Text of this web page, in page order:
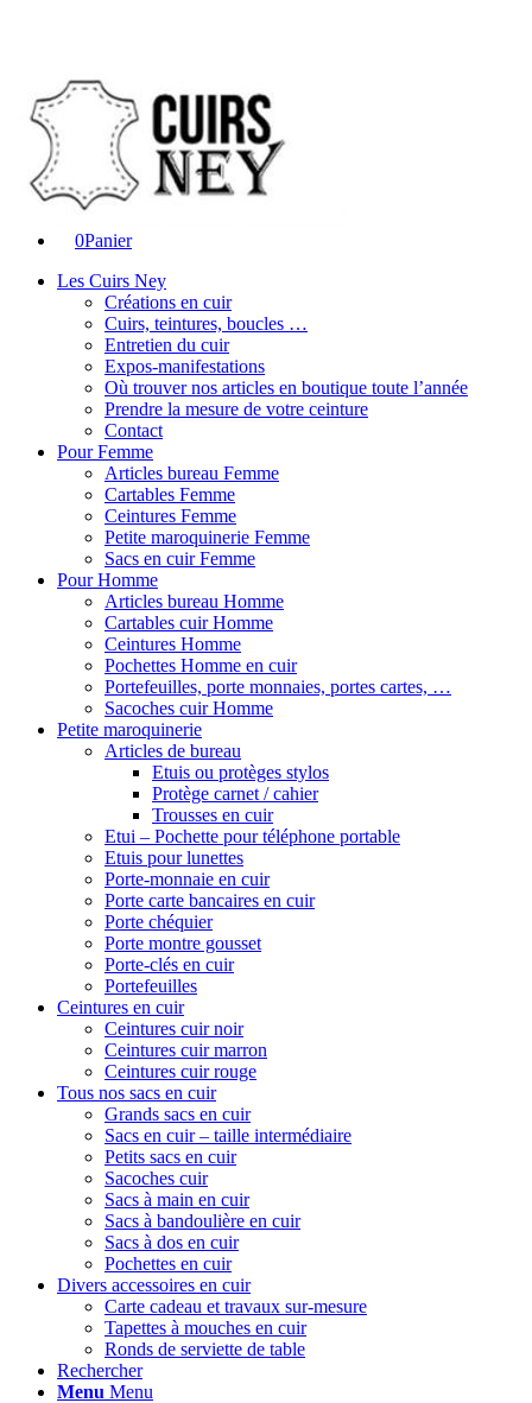
0Panier
Les Cuirs Ney
Créations en cuir
Cuirs, teintures, boucles …
Entretien du cuir
Expos-manifestations
Où trouver nos articles en boutique toute l’année
Prendre la mesure de votre ceinture
Contact
Pour Femme
Articles bureau Femme
Cartables Femme
Ceintures Femme
Petite maroquinerie Femme
Sacs en cuir Femme
Pour Homme
Articles bureau Homme
Cartables cuir Homme
Ceintures Homme
Pochettes Homme en cuir
Portefeuilles, porte monnaies, portes cartes, …
Sacoches cuir Homme
Petite maroquinerie
Articles de bureau
Etuis ou protèges stylos
Protège carnet / cahier
Trousses en cuir
Etui – Pochette pour téléphone portable
Etuis pour lunettes
Porte-monnaie en cuir
Porte carte bancaires en cuir
Porte chéquier
Porte montre gousset
Porte-clés en cuir
Portefeuilles
Ceintures en cuir
Ceintures cuir noir
Ceintures cuir marron
Ceintures cuir rouge
Tous nos sacs en cuir
Grands sacs en cuir
Sacs en cuir – taille intermédiaire
Petits sacs en cuir
Sacoches cuir
Sacs à main en cuir
Sacs à bandoulière en cuir
Sacs à dos en cuir
Pochettes en cuir
Divers accessoires en cuir
Carte cadeau et travaux sur-mesure
Tapettes à mouches en cuir
Ronds de serviette de table
Rechercher
Menu Menu